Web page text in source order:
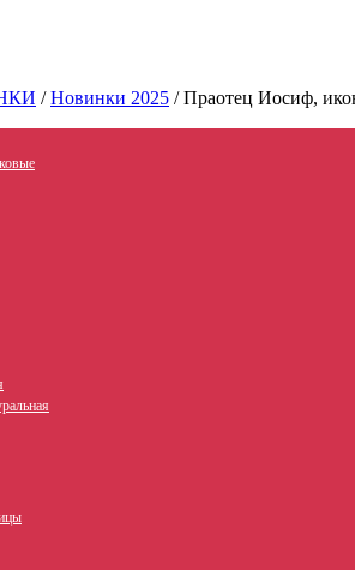
/Новинки 2025 /Праотец Иосиф,